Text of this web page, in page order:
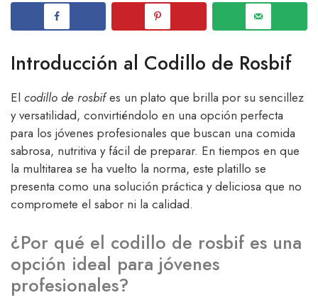
Introducción al Codillo de Rosbif
El codillo de rosbifes un plato que brilla por su sencillez
y versatilidad, convirtiéndolo en una opción perfecta
para los jóvenes profesionales que buscan una comida
sabrosa, nutritiva y fácil de preparar. En tiempos en que
la multitarea se ha vuelto la norma, este platillo se
presenta como una solución práctica y deliciosa que no
compromete el sabor ni la calidad.
¿Por qué el codillo de rosbif es una
opción ideal para jóvenes
profesionales?